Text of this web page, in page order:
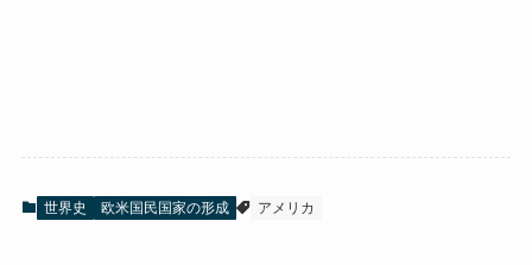
世界史 欧米国民国家の形成 アメリカ